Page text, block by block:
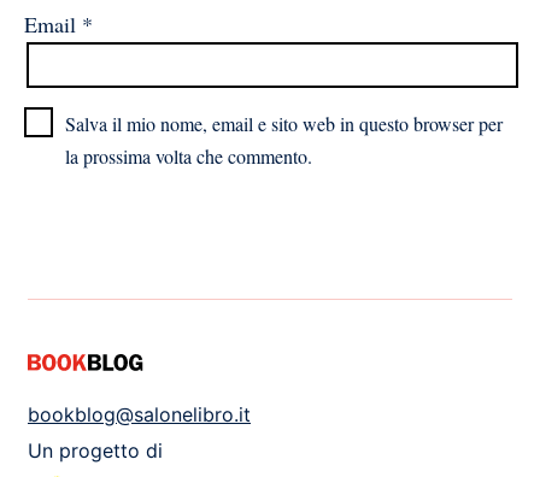
Email *
Salva il mio nome, email e sito web in questo browser per
la prossima volta che commento.
bookblog@salonelibro.it
Un progetto di